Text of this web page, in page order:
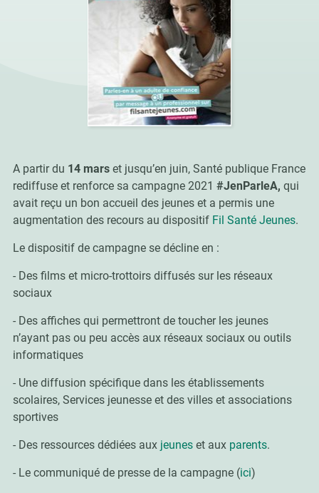
A partir du 14 marset jusqu’en juin, Santé publique France
rediffuse et renforce sa campagne 2021 #JenParleA, qui
avait reçu un bon accueil des jeunes et a permis une
augmentation des recours au dispositif Fil Santé Jeunes.
Le dispositif de campagne se décline en :
- Des films et micro-trottoirs diffusés sur les réseaux
sociaux
- Des affiches qui permettront de toucher les jeunes
n’ayant pas ou peu accès aux réseaux sociaux ou outils
informatiques
- Une diffusion spécifique dans les établissements
scolaires, Services jeunesse et des villes et associations
sportives
- Des ressources dédiées aux jeunes et aux parents.
- Le communiqué de presse de la campagne (ici)